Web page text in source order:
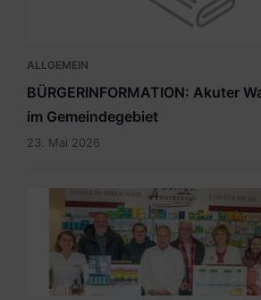
ALLGEMEIN
BÜRGERINFORMATION: Akuter
im Gemeindegebiet
23. Mai 2026
April
2026_INT.pdf